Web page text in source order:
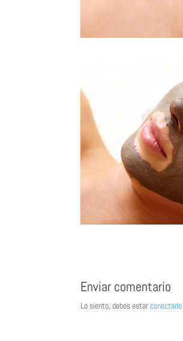
Enviar comentario
Lo siento, debes estarconectado